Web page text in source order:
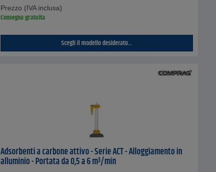
Prezzo (IVA inclusa)
Consegna gratuita
Scegli il modello desiderato...
Adsorbenti a carbone attivo - Serie ACT - Alloggiamento in
alluminio - Portata da 0,5 a 6 m³/min